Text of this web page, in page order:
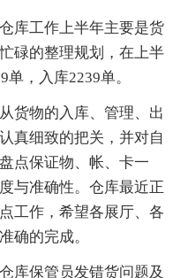
工作上半年主要是货
碌的整理规划，在上半
，入库2239单。
物的入库、管理、出
真细致的把关，并对自
点保证物、帐、卡一
与准确性。仓库最近正
工作，希望各展厅、各
确的完成。
保管员发错货问题及